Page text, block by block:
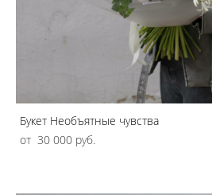
Букет Необъятные чувства
от 30 000 pуб.